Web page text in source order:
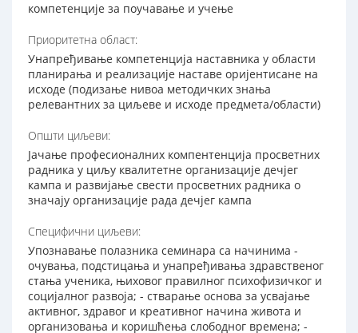
компетенције за поучавање и учење
Приоритетна област:
Унапређивање компетенција наставника у области
планирања и реализације наставе оријентисане на
исходе (подизање нивоа методичких знања
релевантних за циљеве и исходе предмета/области)
Општи циљеви:
Јачање професионалних компентенција просветних
радника у циљу квалитетне организације дечјег
кампа и развијање свести просветних радника о
значају организације рада дечјег кампа
Специфични циљеви:
Упознавање полазника семинара са начинима -
очувања, подстицања и унапређивања здравственог
стања ученика, њиховог правилног психофизичког и
социјалног развоја; - стварање основа за усвајање
активног, здравог и креативног начина живота и
организовања и коришћења слободног времена; -